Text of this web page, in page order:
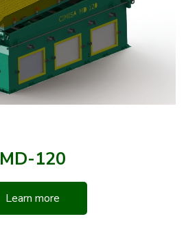
MD-120
Learn more